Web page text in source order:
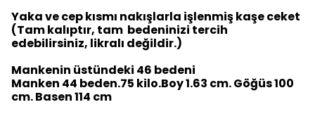
Yaka ve cep kısmı nakışlarla işlenmiş kaşe ceket
(Tam kalıptır, tam bedeninizi tercih
edebilirsiniz, likralı değildir.)
Mankenin üstündeki 46 bedeni
Manken 44 beden.75 kilo.Boy 1.63 cm. Göğüs 100
cm. Basen 114 cm